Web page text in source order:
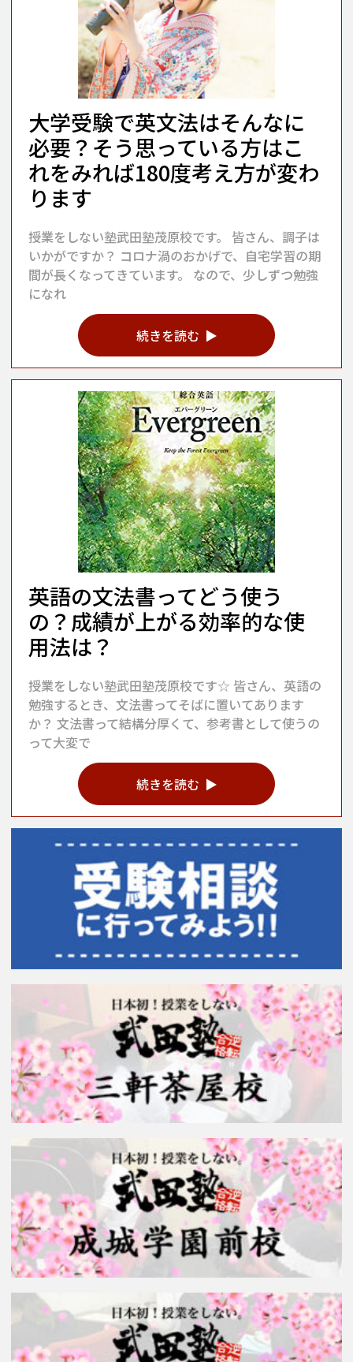
大学受験で英文法はそんなに
必要？そう思っている方はこ
れをみれば180度考え方が変わ
ります
授業をしない塾武田塾茂原校です。 皆さん、調子は
いかがですか？ コロナ渦のおかげで、自宅学習の期
間が長くなってきています。 なので、少しずつ勉強
になれ
続きを読む
英語の文法書ってどう使う
の？成績が上がる効率的な使
用法は？
授業をしない塾武田塾茂原校です☆ 皆さん、英語の
勉強するとき、文法書ってそばに置いてあります
か？ 文法書って結構分厚くて、参考書として使うの
って大変で
続きを読む